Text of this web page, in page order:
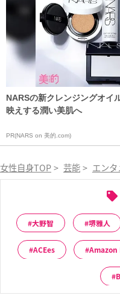
NARSの新クレンジングオイ
映えする潤い美肌へ
PR(NARS on 美的.com)
女性自身TOP > 芸能 > エン
大野智 堺雅人
ACEes Amazon